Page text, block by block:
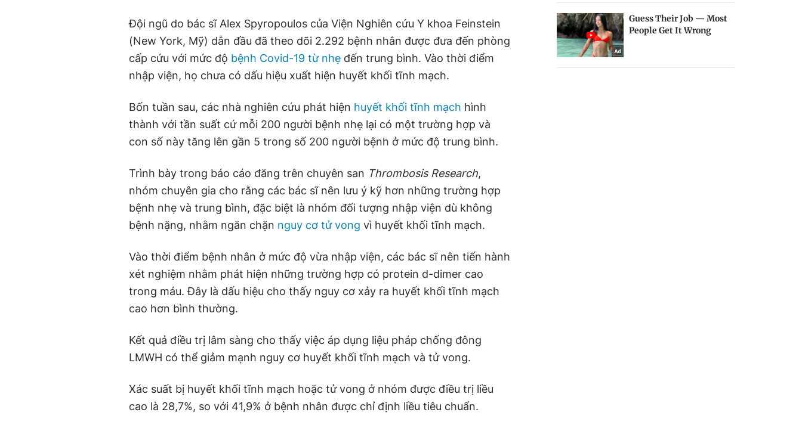
Đội ngũ do bác sĩ Alex Spyropoulos của Viện Nghiên cứu Y khoa Feinstein
(New York, Mỹ) dẫn đầu đã theo dõi 2.292 bệnh nhân được đưa đến phòng
cấp cứu với mức độ bệnh Covid-19 từ nhẹ đến trung bình. Vào thời điểm
nhập viện, họ chưa có dấu hiệu xuất hiện huyết khối tĩnh mạch.
Bốn tuần sau, các nhà nghiên cứu phát hiện huyết khối tĩnh mạch hình
thành với tần suất cứ mỗi 200 người bệnh nhẹ lại có một trường hợp và
con số này tăng lên gần 5 trong số 200 người bệnh ở mức độ trung bình.
Trình bày trong báo cáo đăng trên chuyên san Thrombosis Research,
nhóm chuyên gia cho rằng các bác sĩ nên lưu ý kỹ hơn những trường hợp
bệnh nhẹ và trung bình, đặc biệt là nhóm đối tượng nhập viện dù không
bệnh nặng, nhằm ngăn chặn nguy cơ tử vong vì huyết khối tĩnh mạch.
Vào thời điểm bệnh nhân ở mức độ vừa nhập viện, các bác sĩ nên tiến hành
xét nghiệm nhằm phát hiện những trường hợp có protein d-dimer cao
trong máu. Đây là dấu hiệu cho thấy nguy cơ xảy ra huyết khối tĩnh mạch
cao hơn bình thường.
Kết quả điều trị lâm sàng cho thấy việc áp dụng liệu pháp chống đông
LMWH có thể giảm mạnh nguy cơ huyết khối tĩnh mạch và tử vong.
Xác suất bị huyết khối tĩnh mạch hoặc tử vong ở nhóm được điều trị liều
cao là 28,7%, so với 41,9% ở bệnh nhân được chỉ định liều tiêu chuẩn.